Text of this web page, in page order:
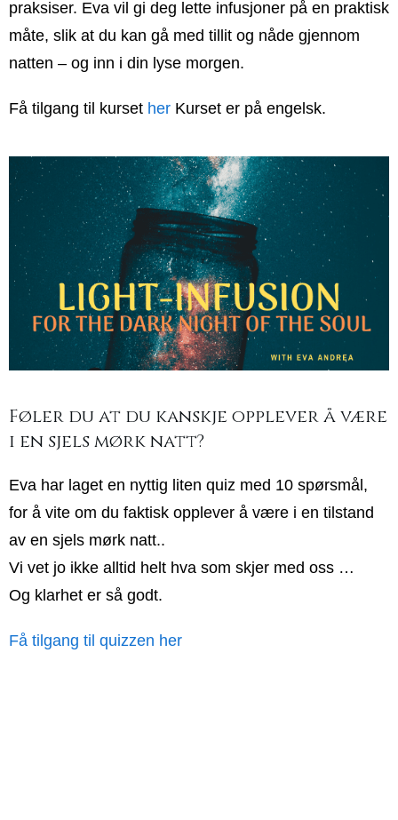
praksiser. Eva vil gi deg lette infusjoner på en praktisk
måte, slik at du kan gå med tillit og nåde gjennom
natten – og inn i din lyse morgen.
Få tilgang til kurset her Kurset er på engelsk.
Føler du at du kanskje opplever å være
i en sjels mørk natt?
Eva har laget en nyttig liten quiz med 10 spørsmål,
for å vite om du faktisk opplever å være i en tilstand
av en sjels mørk natt..
Vi vet jo ikke alltid helt hva som skjer med oss …
Og klarhet er så godt.
Få tilgang til quizzen her